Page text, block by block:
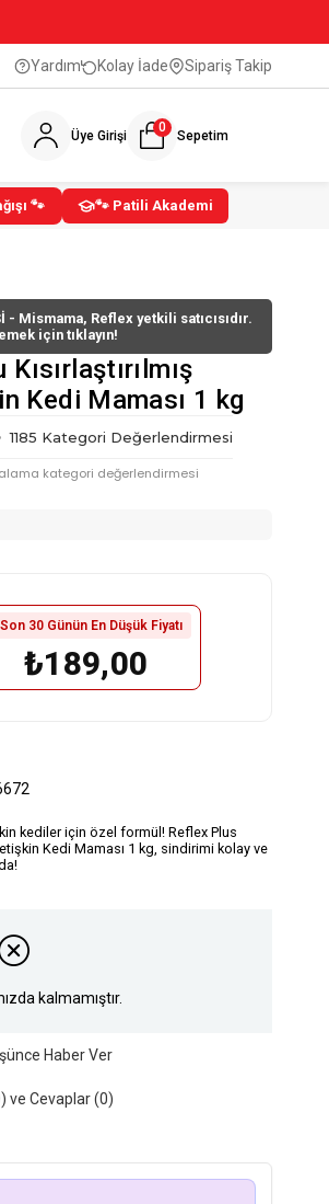
Yardım Kolay İade Sipariş Takip
Üye Girişi Sepetim
0
🐾 🐾 Patili Akademi
- Mismama, Reflex yetkili satıcısıdır.
için tıklayın!
Kedi Maması 1 kg
1185 Kategori Değerlendirmesi
kategori değerlendirmesi
Son 30 Günün En Düşük Fiyatı
₺189,00
kediler için özel formül! Reflex Plus
Kedi Maması 1 kg, sindirimi kolay ve
kalmamıştır.
Haber Ver
ve Cevaplar (0)